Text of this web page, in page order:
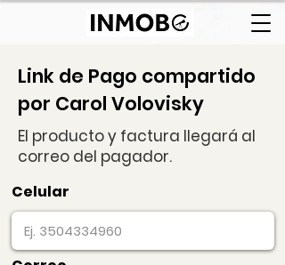
Link de Pago compartido
por Carol Volovisky
El producto y factura llegará al
correo del pagador.
Celular